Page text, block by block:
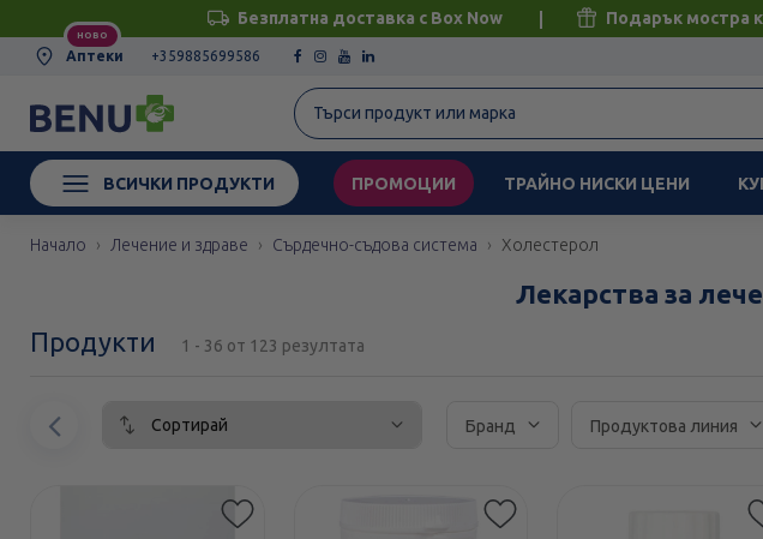
Безплатна доставка с Box Now Подарък мостра
НОВО
Аптеки +359885699586
ВСИЧКИ ПРОДУКТИ ПРОМОЦИИ ТРАЙНО НИСКИ ЦЕНИ
Начало Лечение и здраве Сърдечно-съдова система Холестерол
Лекарства за
Продукти
1 - 36 от 123 резултата
Сортирай
Бранд Продуктова линия
Предишен